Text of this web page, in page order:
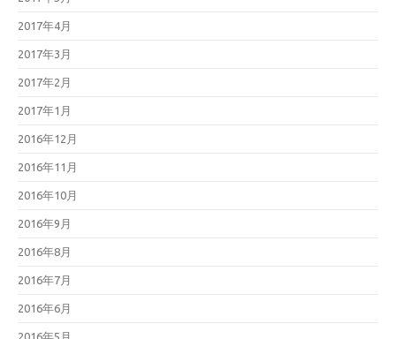
2017年4月
2017年3月
2017年2月
2017年1月
2016年12月
2016年11月
2016年10月
2016年9月
2016年8月
2016年7月
2016年6月
2016年5月